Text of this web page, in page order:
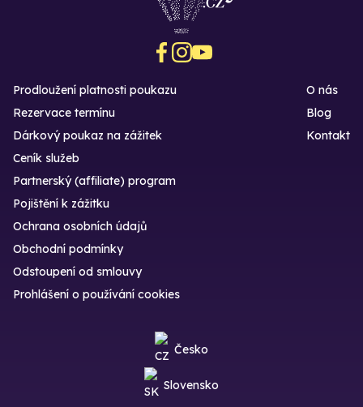
Prodloužení platnosti poukazu
Rezervace termínu
Dárkový poukaz na zážitek
O nás
Blog
Kontakt
Ceník služeb
Partnerský (affiliate) program
Pojištění k zážitku
Ochrana osobních údajů
Obchodní podmínky
Odstoupení od smlouvy
Prohlášení o používání cookies
Česko
Slovensko